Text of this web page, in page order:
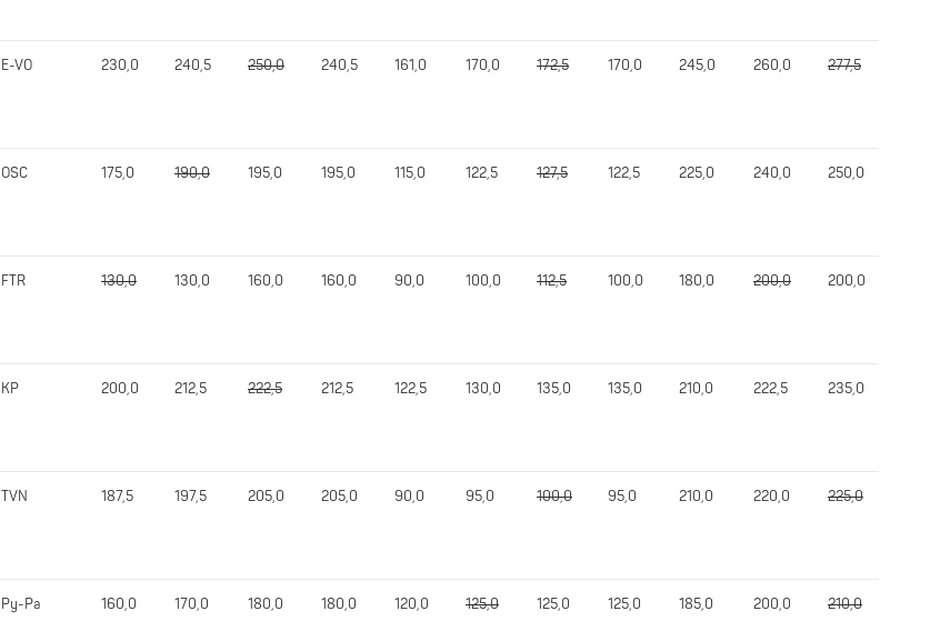
E-VO 230,0 240,5 250,0 240,5 161,0 170,0 172,5 170,0 245,0 260,0 277,5
OSC 175,0 190,0 195,0 195,0 115,0 122,5 127,5 122,5 225,0 240,0 250,0
FTR 130,0 130,0 160,0 160,0 90,0 100,0 112,5 100,0 180,0 200,0 200,0
KP 200,0 212,5 222,5 212,5 122,5 130,0 135,0 135,0 210,0 222,5 235,0
TVN 187,5 197,5 205,0 205,0 90,0 95,0 100,0 95,0 210,0 220,0 225,0
Py-Pa 160,0 170,0 180,0 180,0 120,0 125,0 125,0 125,0 185,0 200,0 210,0